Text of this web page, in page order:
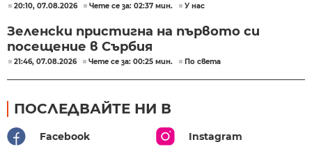
20:10, 07.08.2026 Чете се за: 02:37 мин. У нас
Зеленски пристигна на първото си
посещение в Сърбия
21:46, 07.08.2026 Чете се за: 00:25 мин. По света
ПОСЛЕДВАЙТЕ НИ В
Facebook Instagram